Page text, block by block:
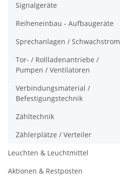
Signalgeräte
Reiheneinbau - Aufbaugeräte
Sprechanlagen / Schwachstrom
Tor- / Rollladenantriebe /
Pumpen / Ventilatoren
Verbindungsmaterial /
Befestigungstechnik
Zähltechnik
Zählerplätze / Verteiler
Leuchten & Leuchtmittel
Aktionen & Restposten